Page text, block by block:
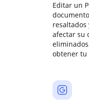
Editar un
afectar su
obtener tu